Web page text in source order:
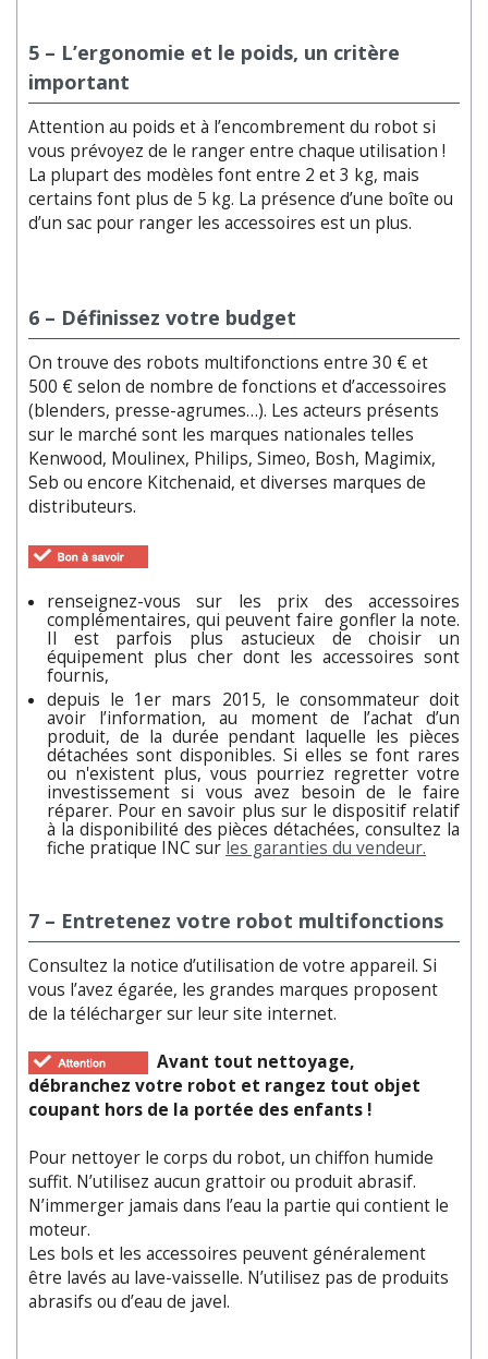
5 – L’ergonomie et le poids, un critère
important
Attention au poids et à l’encombrement du robot si
vous prévoyez de le ranger entre chaque utilisation !
La plupart des modèles font entre 2 et 3 kg, mais
certains font plus de 5 kg. La présence d’une boîte ou
d’un sac pour ranger les accessoires est un plus.
6 – Définissez votre budget
On trouve des robots multifonctions entre 30 € et
500 € selon de nombre de fonctions et d’accessoires
(blenders, presse-agrumes…). Les acteurs présents
sur le marché sont les marques nationales telles
Kenwood, Moulinex, Philips, Simeo, Bosh, Magimix,
Seb ou encore Kitchenaid, et diverses marques de
distributeurs.
renseignez-vous sur les prix des accessoires
complémentaires, qui peuvent faire gonfler la note.
Il est parfois plus astucieux de choisir un
équipement plus cher dont les accessoires sont
fournis,
depuis le 1er mars 2015, le consommateur doit
avoir l’information, au moment de l’achat d’un
produit, de la durée pendant laquelle les pièces
détachées sont disponibles. Si elles se font rares
ou n'existent plus, vous pourriez regretter votre
investissement si vous avez besoin de le faire
réparer. Pour en savoir plus sur le dispositif relatif
à la disponibilité des pièces détachées, consultez la
fiche pratique INC sur les garanties du vendeur.
7 – Entretenez votre robot multifonctions
Consultez la notice d’utilisation de votre appareil. Si
vous l’avez égarée, les grandes marques proposent
de la télécharger sur leur site internet.
Avant tout nettoyage,
débranchez votre robot et rangez tout objet
coupant hors de la portée des enfants !
Pour nettoyer le corps du robot, un chiffon humide
suffit. N’utilisez aucun grattoir ou produit abrasif.
N’immerger jamais dans l’eau la partie qui contient le
moteur.
Les bols et les accessoires peuvent généralement
être lavés au lave-vaisselle. N’utilisez pas de produits
abrasifs ou d’eau de javel.